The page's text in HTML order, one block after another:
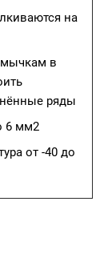
на
в
ряды
6 мм2
от -40 до